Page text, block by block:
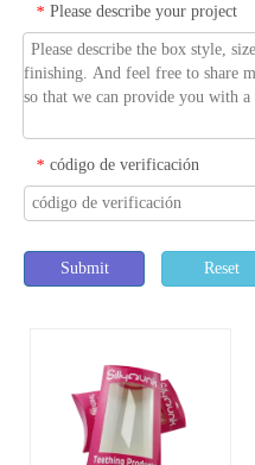
* Please describe your project
* código de verificación
Submit Reset